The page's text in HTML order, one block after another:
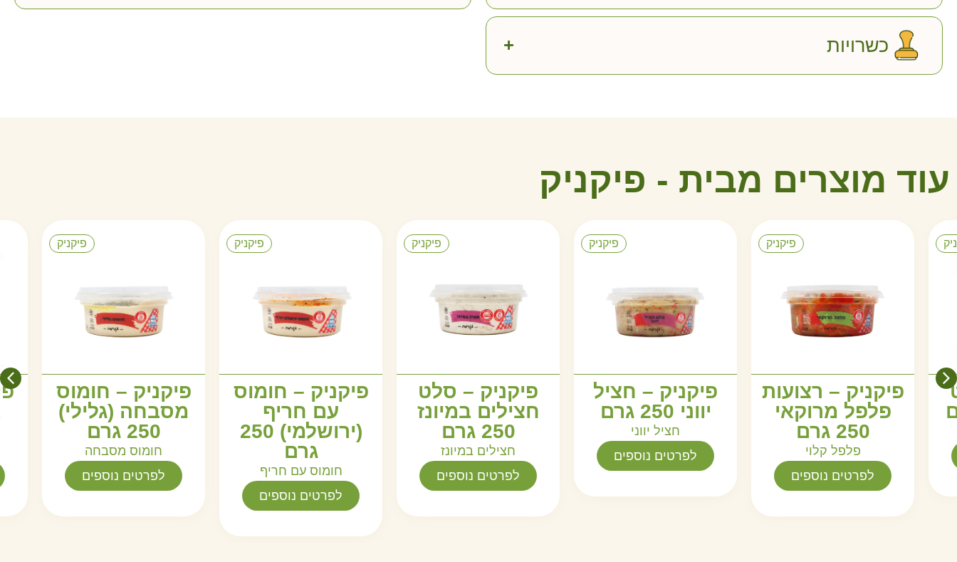
כשרויות
עוד מוצרים מבית - פיקניק
פיקניק
פיקניק – רצועות
פלפל מרוקאי
250 גרם
פלפל קלוי
לפרטים נוספים
פיקניק
פיקניק – חציל
יווני 250 גרם
חציל יווני
לפרטים נוספים
פיקניק
פיקניק – סלט
חצילים במיונז
250 גרם
חצילים במיונז
לפרטים נוספים
פיקניק
פיקניק – חומוס
עם חריף
(ירושלמי) 250
גרם
חומוס עם חריף
לפרטים נוספים
פיקניק
פיקניק – חומוס
מסבחה (גלילי)
250 גרם
חומוס מסבחה
לפרטים נוספים